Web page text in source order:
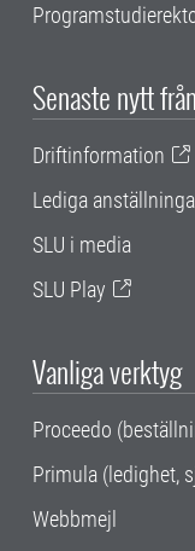
Senaste nytt från
Driftinformation
Lediga
SLU i media
SLU Play
Vanliga verktyg
Proceedo
Primula (ledighet,
Webbmejl